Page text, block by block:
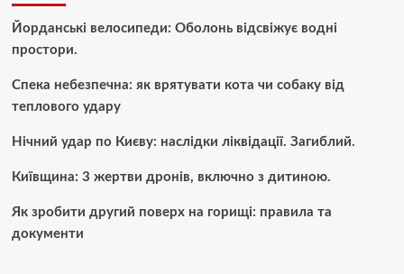
Йорданські велосипеди: Оболонь відсвіжує водні
простори.
Спека небезпечна: як врятувати кота чи собаку від
теплового удару
Нічний удар по Києву: наслідки ліквідації. Загиблий.
Київщина: 3 жертви дронів, включно з дитиною.
Як зробити другий поверх на горищі: правила та
документи